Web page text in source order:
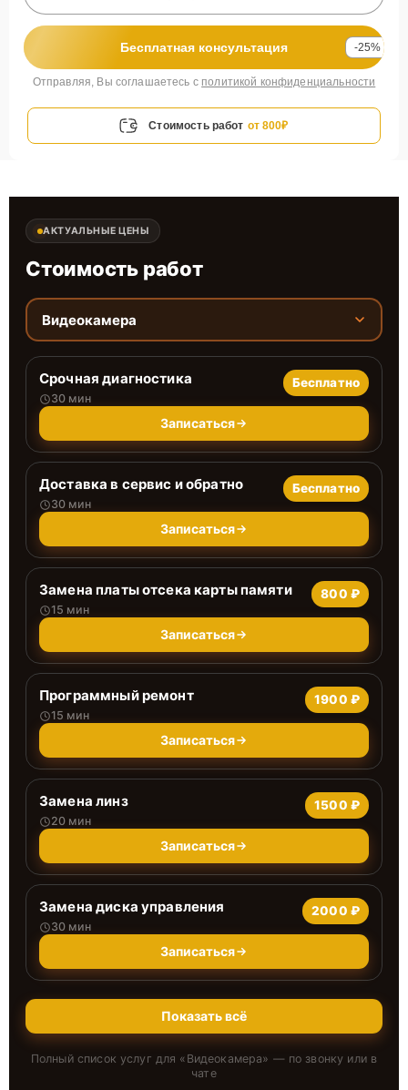
Бесплатная консультация -25%
Отправляя, Вы соглашаетесь с политикой конфиденциальности
Стоимость работ от 800₽
АКТУАЛЬНЫЕ ЦЕНЫ
Стоимость работ
Видеокамера
Срочная диагностика
30 мин
Бесплатно
Записаться
Доставка в сервис и обратно
30 мин
Бесплатно
Записаться
Замена платы отсека карты памяти
15 мин
800 ₽
Записаться
Программный ремонт
15 мин
1900 ₽
Записаться
Замена линз
20 мин
1500 ₽
Записаться
Замена диска управления
30 мин
2000 ₽
Записаться
Показать всё
Полный список услуг для « Видеокамера» — по звонку или в
чате